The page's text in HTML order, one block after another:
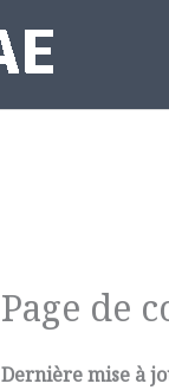
Page de
Dernière mise à